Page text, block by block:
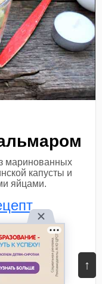
↑
маринованных
капусты и
яйцами.